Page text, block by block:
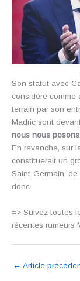
Son statut avec
considéré comme
terrain par son
Madric sont
nous nous posons
En revanche, sur
constituerait un
Saint-Germain,
donc.
=> Suivez toutes
récentes rumeurs
← Article